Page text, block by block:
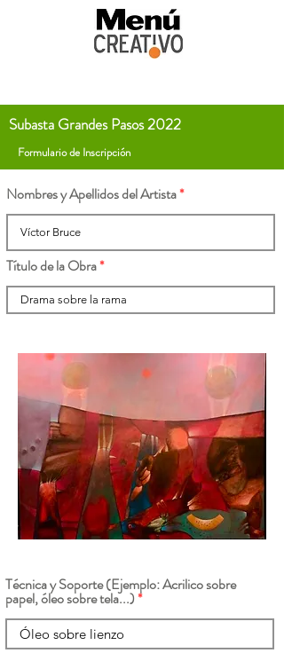
Subasta Grandes Pasos 2022
Formulario de Inscripción
Nombres y Apellidos del Artista
Título de la Obra
Técnica y Soporte (Ejemplo: Acrilico sobre
papel, óleo sobre tela...)